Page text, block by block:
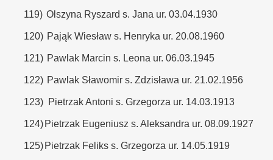
119) Olszyna Ryszard s. Jana ur. 03.04.1930
120) Pająk Wiesław s. Henryka ur. 20.08.1960
121) Pawlak Marcin s. Leona ur. 06.03.1945
122) Pawlak Sławomir s. Zdzisława ur. 21.02.1956
123) Pietrzak Antoni s. Grzegorza ur. 14.03.1913
124) Pietrzak Eugeniusz s. Aleksandra ur. 08.09.1927
125) Pietrzak Feliks s. Grzegorza ur. 14.05.1919